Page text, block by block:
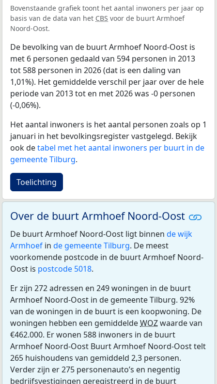
Bovenstaande grafiek toont het aantal inwoners per jaar op
basis van de data van het CBS voor de buurt Armhoef
Noord-Oost.
De bevolking van de buurt Armhoef Noord-Oost is
met 6 personen gedaald van 594 personen in 2013
tot 588 personen in 2026 (dat is een daling van
1,01%). Het gemiddelde verschil per jaar over de hele
periode van 2013 tot en met 2026 was -0 personen
(-0,06%).
Het aantal inwoners is het aantal personen zoals op 1
januari in het bevolkingsregister vastgelegd. Bekijk
ook detabel met het aantal inwoners per buurt in de
gemeente Tilburg.
Toelichting
Over de buurt Armhoef Noord-Oost
De buurt Armhoef Noord-Oost ligt binnen de wijk
Armhoef in de gemeente Tilburg. De meest
voorkomende postcode in de buurt Armhoef Noord-
Oost is postcode 5018.
Er zijn 272 adressen en 249 woningen in de buurt
Armhoef Noord-Oost in de gemeente Tilburg. 92%
van de woningen in de buurt is een koopwoning. De
woningen hebben een gemiddeldeWOZwaarde van
€462.000. Er wonen 588 inwoners in de buurt
Armhoef Noord-Oost Buurt Armhoef Noord-Oost telt
265 huishoudens van gemiddeld 2,3 personen.
Verder zijn er 275 personenauto’s en negentig
bedrijfsvestigingen geregistreerd in de buurt